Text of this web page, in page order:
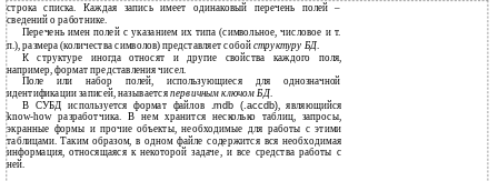
строка списка. Каждая запись имеет одинаковый перечень полей –
сведений о работнике.
Перечень имен полей с указанием их типа (символьное, числовое и т.
п.), размера (количества символов) представляет собойструктуру БД
К структуре иногда относят и другие свойства каждого поля,
например, формат представления чисел.
Поле или набор полей, использующиеся для однозначной
идентификации записей, называетсяпервичным ключом БД.
В СУБД используется формат файлов .mdb (.accdb), являющийся
know-how разработчика. В нем хранится несколько таблиц, запросы,
экранные формы и прочие объекты, необходимые для работы с этими
таблицами. Таким образом, в одном файле содержится вся необходимая
информация, относящаяся к некоторой задаче, и все средства работы с
ней.